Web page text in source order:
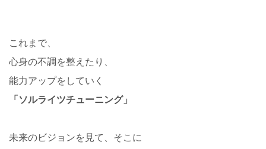
これまで、
心身の不調を整えたり、
能力アップをしていく
「ソルライツチューニング」
未来のビジョンを見て、そこに